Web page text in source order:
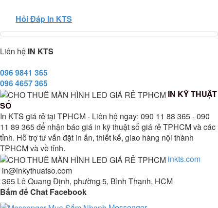
Hỏi Đáp In KTS
Liên hệ IN KTS
096 9841 365
096 4657 365
IN KỸ THUẬT
SỐ
In KTS giá rẻ tại TPHCM - Liên hệ ngay: 090 11 88 365 - 090
11 89 365 để nhận báo giá in kỹ thuật số giá rẻ TPHCM và các
tỉnh. Hỗ trợ tư vấn đặt in ấn, thiết kế, giao hàng nội thành
TPHCM và về tỉnh.
inkts.com
in@inkythuatso.com
365 Lê Quang Định, phường 5, Bình Thạnh, HCM
Bấm để Chat Facebook